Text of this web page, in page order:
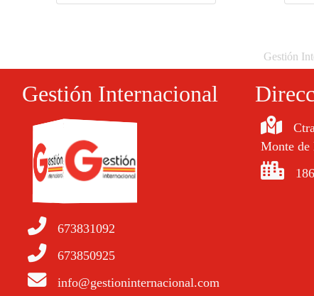
Gestión
Gestión Internacional
673831092
673850925
info@gestioninternacional.com
Monte de